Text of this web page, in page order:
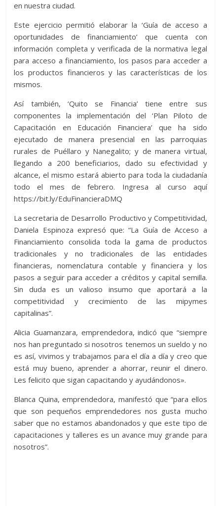
en nuestra ciudad.
Este ejercicio permitió elaborar la ‘Guía de acceso a
oportunidades de financiamiento’ que cuenta con
información completa y verificada de la normativa legal
para acceso a financiamiento, los pasos para acceder a
los productos financieros y las características de los
mismos.
Así también, ‘Quito se Financia’ tiene entre sus
componentes la implementación del ‘Plan Piloto de
Capacitación en Educación Financiera’ que ha sido
ejecutado de manera presencial en las parroquias
rurales de Puéllaro y Nanegalito; y de manera virtual,
llegando a 200 beneficiarios, dado su efectividad y
alcance, el mismo estará abierto para toda la ciudadanía
todo el mes de febrero. Ingresa al curso aquí
https://bit.ly/EduFinancieraDMQ
La secretaria de Desarrollo Productivo y Competitividad,
Daniela Espinoza expresó que: “La Guía de Acceso a
Financiamiento consolida toda la gama de productos
tradicionales y no tradicionales de las entidades
financieras, nomenclatura contable y financiera y los
pasos a seguir para acceder a créditos y capital semilla.
Sin duda es un valioso insumo que aportará a la
competitividad y crecimiento de las mipymes
capitalinas”.
Alicia Guamanzara, emprendedora, indicó que “siempre
nos han preguntado si nosotros tenemos un sueldo y no
es así, vivimos y trabajamos para el día a día y creo que
está muy bueno, aprender a ahorrar, reunir el dinero.
Les felicito que sigan capacitando y ayudándonos».
Blanca Quina, emprendedora, manifestó que “para ellos
que son pequeños emprendedores nos gusta mucho
saber que no estamos abandonados y que este tipo de
capacitaciones y talleres es un avance muy grande para
nosotros”.